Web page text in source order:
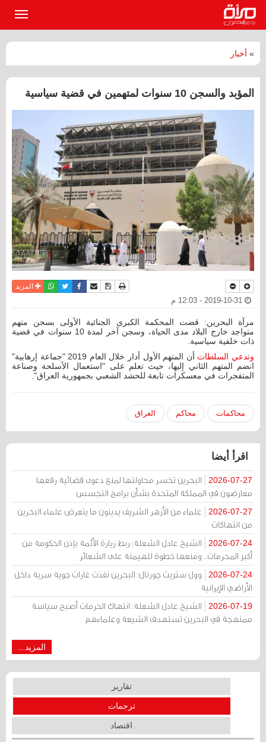
» أخبار
المؤبد والسجن 10 سنوات لمتهمين في قضية سياسية
نسخة للطباعة
حفظ الموضوع
أرسل الى صديق
فيسبوكتويترواتسابالمزيد
مرآة البحرين: قضت المحكمة الكبرى الجنائية الأولى بسجن متهم
متواجد خارج البلاد مدى الحياة، وسجن آخر لمدة 10 سنوات في قضية
ذات خلفية سياسية.
وتدعي السلطات
أن المتهم الأول أدار خلال العام 2019 "جماعة إرهابية"
انضم المتهم الثاني إليها، حيث تعلم على "استعمال الأسلحة وصناعة
المتفجرات في معسكرات تابعة للحشد الشعبي بجمهورية العراق".
محاكمات محاكم العراق
اقرأ أيضا
2026-07-27
البحرين تخسر محاولتها لمنع دعوى قضائية رفعها
معارضون في المملكة المتحدة بشأن برامج التجسس
2026-07-27
علماء من الأزهر الشريف يدينون ما يتعرض علماء البحرين
من انتهاكات
2026-07-24
الشيخ عادل الشعلة: ربط زيارة الأئمة بإذن الحكومة من
أكبر المحرمات.. ومنعها خطوة للهيمنة على الشعائر
2026-07-24
وول ستريت جورنال: البحرين نفذت غارات جوية سرية داخل
الأراضي الإيرانية
2026-07-19
الشيخ عادل الشعلة: انتهاك الحرمات أصبح سياسة
ممنهجة في البحرين تستهدف الشيعة وعلماءهم
المزيد...
تقارير
ترجمات
اقتصاد